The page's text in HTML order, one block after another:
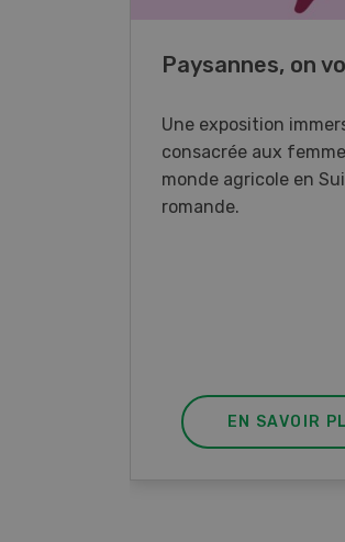
Paysannes, on
Une exposition
consacrée aux
monde agricole en
romande.
EN SAVOIR